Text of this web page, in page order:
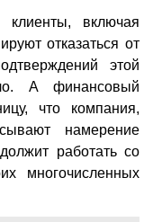
включая
отказаться от
этой
А финансовый
что компания,
намерение
работать со
многочисленных